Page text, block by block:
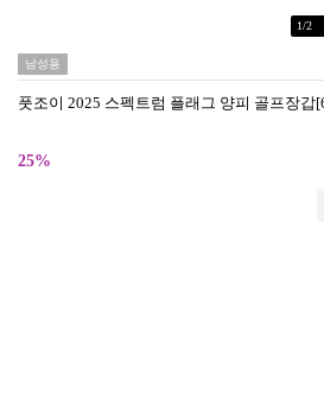
1 /2
남성용
풋조이 2025 스펙트럼 플래그 양피 골프장
25%